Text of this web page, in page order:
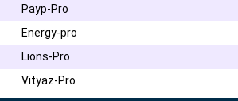
Payp-Pro
Energy-pro
Lions-Pro
Vityaz-Pro